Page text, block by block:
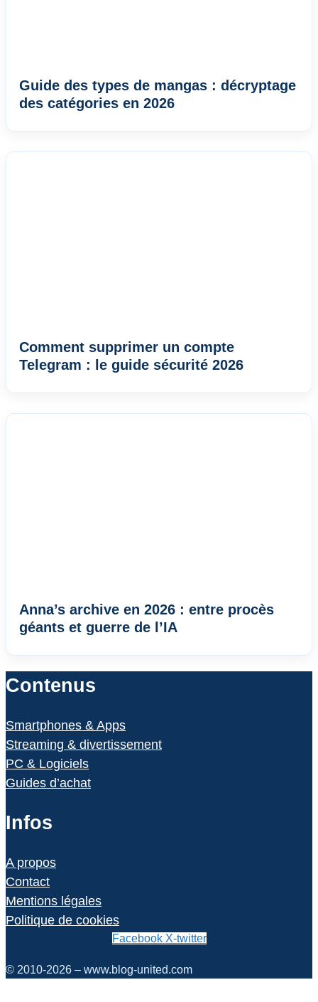
Guide des types de mangas : décryptage
des catégories en 2026
Comment supprimer un compte
Telegram : le guide sécurité 2026
Anna’s archive en 2026 : entre procès
géants et guerre de l’IA
Contenus
Smartphones & Apps
Streaming & divertissement
PC & Logiciels
Guides d’achat
Infos
A propos
Contact
Mentions légales
Politique de cookies
Facebook X-twitter
© 2010-2026 – www.blog-united.com